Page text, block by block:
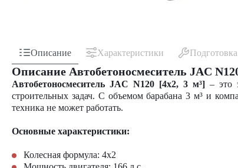
Описание Характеристики
Описание Автобетоносмеситель JAC
Автобетоносмеситель JAC N120 [4x2, 3 м³]– это
строительных задач. С объемом барабана 3 м³ и
техника не может работать.
Основные характеристики:
Колесная формула: 4x2